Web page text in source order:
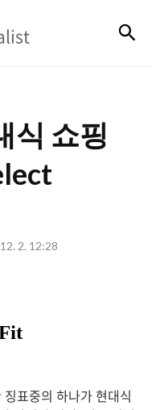
식 쇼핑
2. 12:28
표중의 하나가 현대식